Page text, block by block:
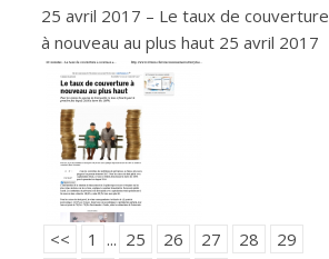
25 avril 2017 – Le taux de couverture
à nouveau au plus haut 25 avril 2017
<< 1 ... 25 26 27 28 29